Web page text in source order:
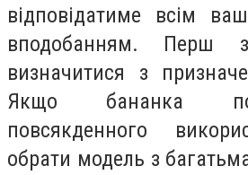
відповідатиме всім
вподобанням. Перш
визначитися з
Якщо бананка
повсякденного
обрати модель з